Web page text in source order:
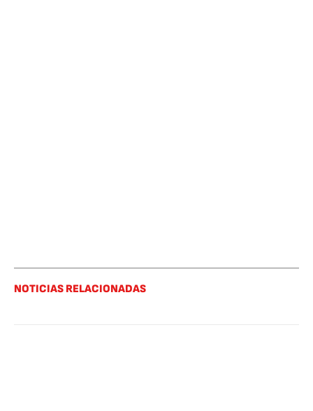
NOTICIAS RELACIONADAS